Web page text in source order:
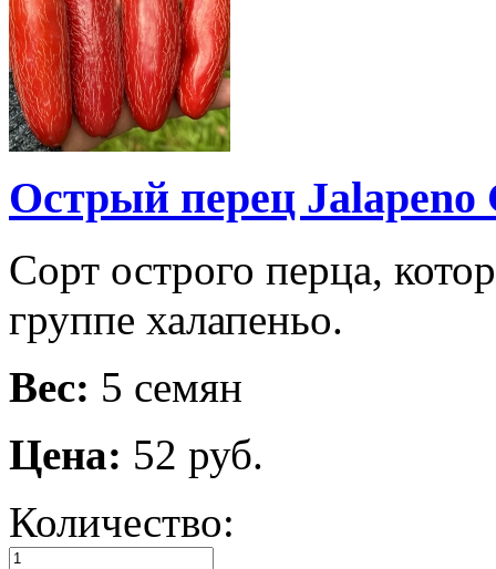
Острый перец Jalapeno
Сорт острого перца,
группе халапеньо.
Вес: 5 семян
Цена: 52 руб.
Количество: